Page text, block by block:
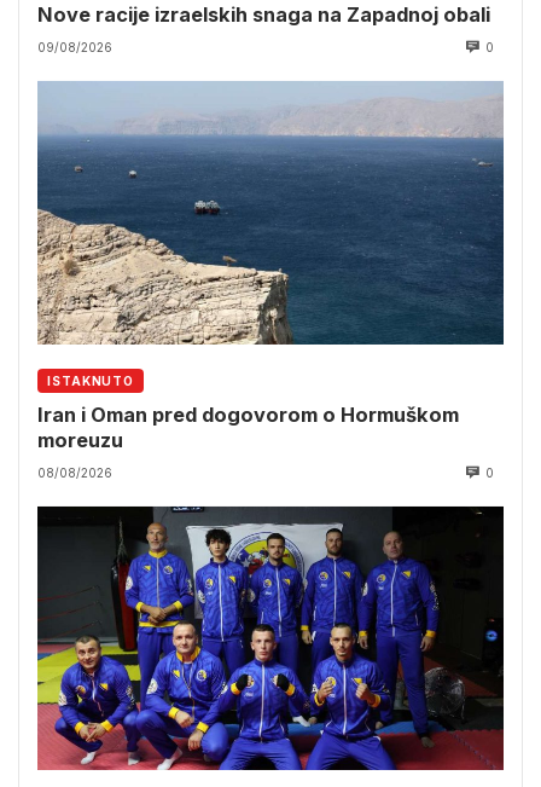
Nove racije izraelskih snaga na Zapadnoj obali
09/08/2026 0
ISTAKNUTO
Iran i Oman pred dogovorom o Hormuškom
moreuzu
08/08/2026 0